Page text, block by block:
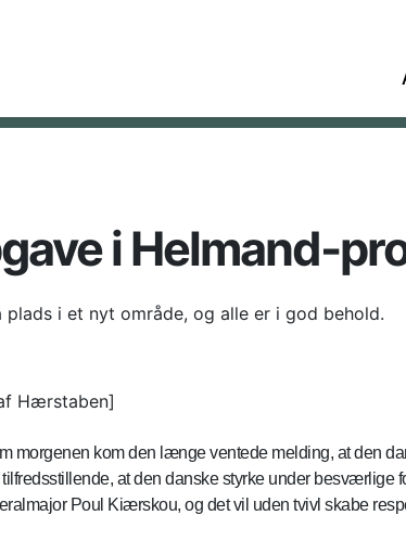
i Helmand-
plads i et nyt område, og alle er i god behold.
Hærstaben]
morgenen kom den længe ventede melding, at den
at den danske styrke under
Poul Kiærskou, og det vil uden tvivl skabe